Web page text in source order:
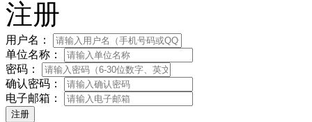
注册
用户名：
单位名称：
密码：
确认密码：
电子邮箱：